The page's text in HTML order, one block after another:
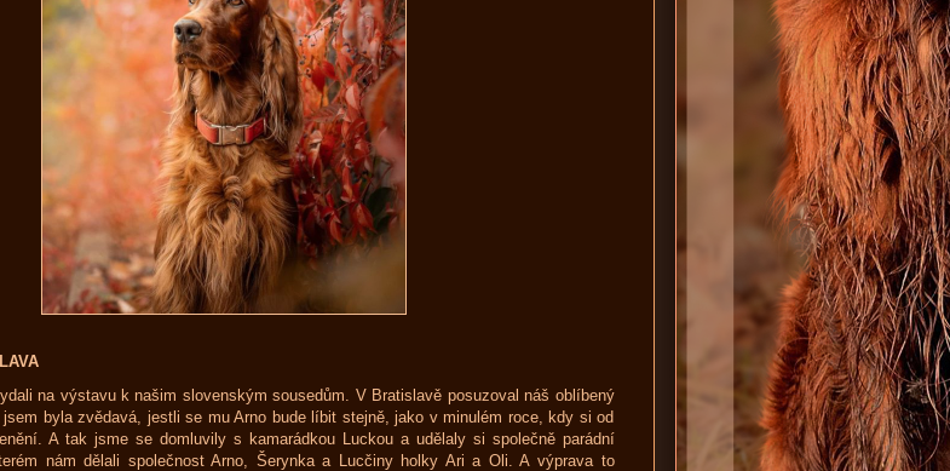
na výstavu k našim slovenským sousedům. V Bratislavě posuzoval náš oblíbený
byla zvědavá, jestli se mu Arno bude líbit stejně, jako v minulém roce, kdy si od
A tak jsme se domluvily s kamarádkou Luckou a udělaly si společně parádní
nám dělali společnost Arno, Šerynka a Lucčiny holky Ari a Oli. A výprava to